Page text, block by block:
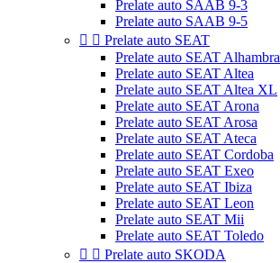
Prelate auto SAAB 9-3
Prelate auto SAAB 9-5
  Prelate auto SEAT
Prelate auto SEAT Alhambra
Prelate auto SEAT Altea
Prelate auto SEAT Altea XL
Prelate auto SEAT Arona
Prelate auto SEAT Arosa
Prelate auto SEAT Ateca
Prelate auto SEAT Cordoba
Prelate auto SEAT Exeo
Prelate auto SEAT Ibiza
Prelate auto SEAT Leon
Prelate auto SEAT Mii
Prelate auto SEAT Toledo
  Prelate auto SKODA